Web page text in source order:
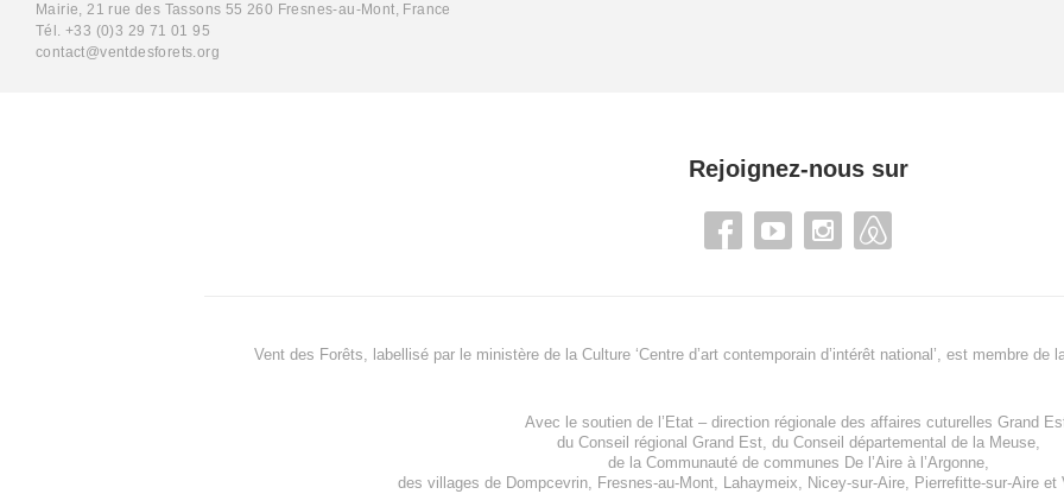
Mairie, 21 rue des Tassons 55 260 Fresnes-au-Mont, France
Tél. +33 (0)3 29 71 01 95
contact@ventdesforets.org
Rejoignez-nous sur
Vent des Forêts, labellisé par le ministère de la Culture ‘Centre d’art contemporain d’intérêt national’, est membre de
Avec le soutien de l’ Etat – direction régionale des affaires cuturelles Grand
du Conseil régional Grand Est, du Conseil départemental de la Meuse,
de la Communauté de communes De l’Aire à l’Argonne,
des villages de Dompcevrin, Fresnes-au-Mont, Lahaymeix, Nicey-sur-Aire, Pierrefitte-sur-Aireet